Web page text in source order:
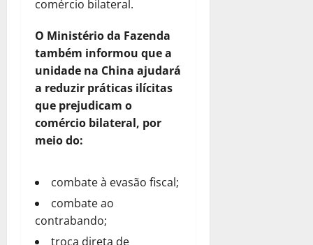
comércio bilateral.
O Ministério da Fazenda
também informou que a
unidade na China ajudará
a reduzir práticas ilícitas
que prejudicam o
comércio bilateral, por
meio do:
combate à evasão fiscal;
combate ao
contrabando;
troca direta de